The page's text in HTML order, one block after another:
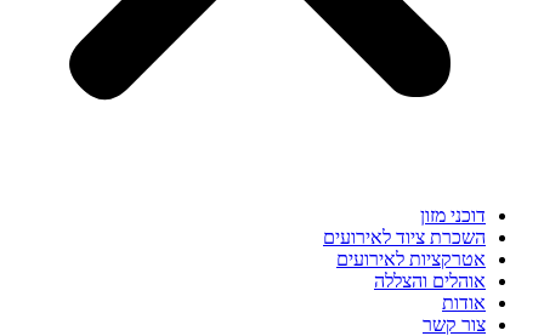
דוכני מזון
השכרת ציוד לאירועים
אטרקציות לאירועים
אוהלים והצללה
אודות
צור קשר